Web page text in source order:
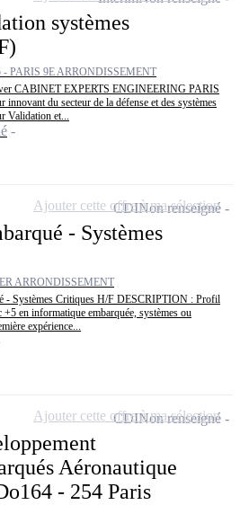
systèmes
- PARIS 9E ARRONDISSEMENT
CABINET EXPERTS ENGINEERING PARIS
innovant du secteur de la défense et des systèmes
Validation et...
- Systèmes
ARRONDISSEMENT
- Systèmes Critiques H/F DESCRIPTION : Profil
en informatique embarquée, systèmes ou
expérience...
CDINon renseigné
Ajouter cette offre à ma sélection
Aéronautique
- 254 Paris
CDINon renseigné
Ajouter cette offre à ma sélection